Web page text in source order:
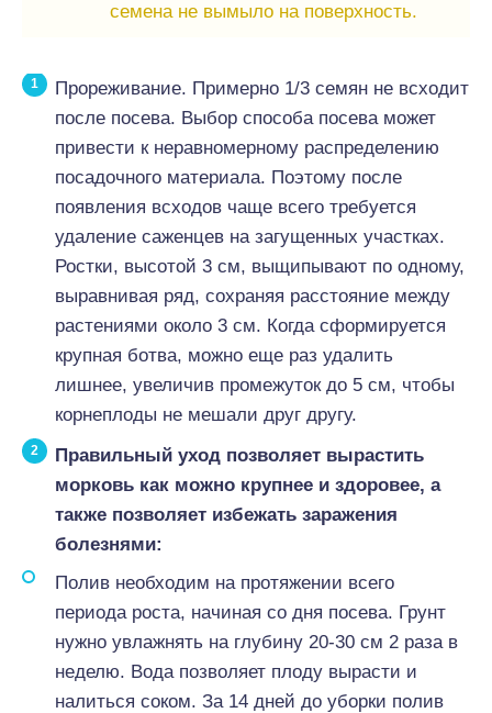
семена не вымыло на поверхность.
Прореживание. Примерно 1/3 семян не всходит
после посева. Выбор способа посева может
привести к неравномерному распределению
посадочного материала. Поэтому после
появления всходов чаще всего требуется
удаление саженцев на загущенных участках.
Ростки, высотой 3 см, выщипывают по одному,
выравнивая ряд, сохраняя расстояние между
растениями около 3 см. Когда сформируется
крупная ботва, можно еще раз удалить
лишнее, увеличив промежуток до 5 см, чтобы
корнеплоды не мешали друг другу.
Правильный уход позволяет вырастить
морковь как можно крупнее и здоровее, а
также позволяет избежать заражения
болезнями:
Полив необходим на протяжении всего
периода роста, начиная со дня посева. Грунт
нужно увлажнять на глубину 20-30 см 2 раза в
неделю. Вода позволяет плоду вырасти и
налиться соком. За 14 дней до уборки полив